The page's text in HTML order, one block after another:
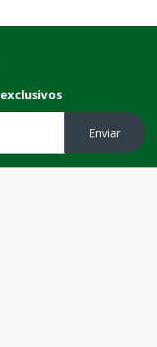
exclusivos
Enviar